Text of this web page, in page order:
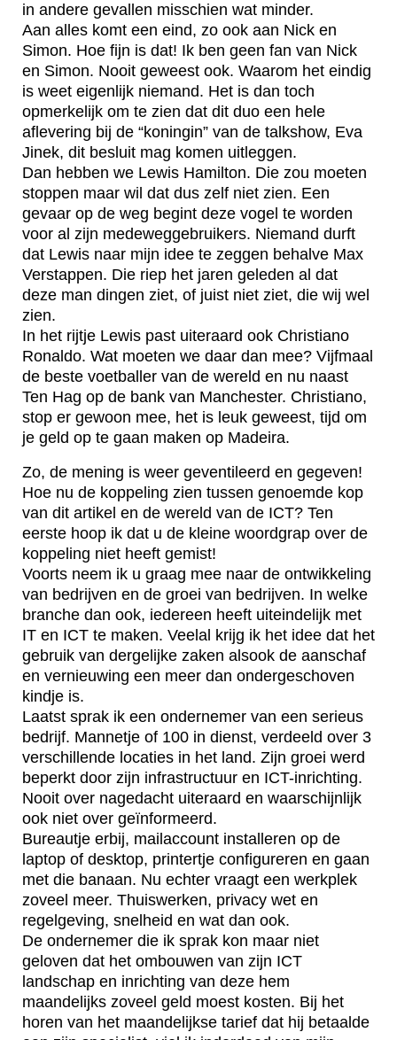
in andere gevallen misschien wat minder.
Aan alles komt een eind, zo ook aan Nick en
Simon. Hoe fijn is dat! Ik ben geen fan van Nick
en Simon. Nooit geweest ook. Waarom het eindig
is weet eigenlijk niemand. Het is dan toch
opmerkelijk om te zien dat dit duo een hele
aflevering bij de “koningin” van de talkshow, Eva
Jinek, dit besluit mag komen uitleggen.
Dan hebben we Lewis Hamilton. Die zou moeten
stoppen maar wil dat dus zelf niet zien. Een
gevaar op de weg begint deze vogel te worden
voor al zijn medeweggebruikers. Niemand durft
dat Lewis naar mijn idee te zeggen behalve Max
Verstappen. Die riep het jaren geleden al dat
deze man dingen ziet, of juist niet ziet, die wij wel
zien.
In het rijtje Lewis past uiteraard ook Christiano
Ronaldo. Wat moeten we daar dan mee? Vijfmaal
de beste voetballer van de wereld en nu naast
Ten Hag op de bank van Manchester. Christiano,
stop er gewoon mee, het is leuk geweest, tijd om
je geld op te gaan maken op Madeira.
Zo, de mening is weer geventileerd en gegeven!
Hoe nu de koppeling zien tussen genoemde kop
van dit artikel en de wereld van de ICT? Ten
eerste hoop ik dat u de kleine woordgrap over de
koppeling niet heeft gemist!
Voorts neem ik u graag mee naar de ontwikkeling
van bedrijven en de groei van bedrijven. In welke
branche dan ook, iedereen heeft uiteindelijk met
IT en ICT te maken. Veelal krijg ik het idee dat het
gebruik van dergelijke zaken alsook de aanschaf
en vernieuwing een meer dan ondergeschoven
kindje is.
Laatst sprak ik een ondernemer van een serieus
bedrijf. Mannetje of 100 in dienst, verdeeld over 3
verschillende locaties in het land. Zijn groei werd
beperkt door zijn infrastructuur en ICT-inrichting.
Nooit over nagedacht uiteraard en waarschijnlijk
ook niet over geïnformeerd.
Bureautje erbij, mailaccount installeren op de
laptop of desktop, printertje configureren en gaan
met die banaan. Nu echter vraagt een werkplek
zoveel meer. Thuiswerken, privacy wet en
regelgeving, snelheid en wat dan ook.
De ondernemer die ik sprak kon maar niet
geloven dat het ombouwen van zijn ICT
landschap en inrichting van deze hem
maandelijks zoveel geld moest kosten. Bij het
horen van het maandelijkse tarief dat hij betaalde